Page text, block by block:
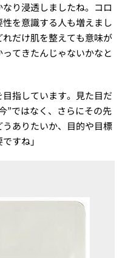
り浸透しましたね。コロ
を意識する人も増えまし
だけ肌を整えても意味が
てきたんじゃないかなと
指しています。見た目だ
”ではなく、さらにその先
ありたいか、目的や目標
すね」